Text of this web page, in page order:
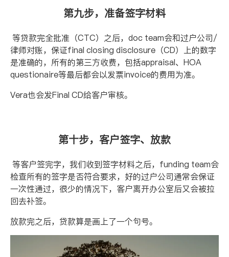
第九步，准备签字材料
等贷款完全批准（CTC）之后， doc team会和过户公司/
律师对账，保证final closing disclosure （CD）上的数字
是准确的，所有的第三方收费，包括appraisal、 HOA
questionaire等最后都会以发票invoice的费用为准。
Vera也会发Final CD给客户审核。
第十步，客户签字、放款
等客户签完字，我们收到签字材料之后， funding team会
检查所有的签字是否符合要求，好的过户公司通常会保证
一次性通过，很少的情况下，客户离开办公室后又会被拉
回去补签。
放款完之后，贷款算是画上了一个句号。